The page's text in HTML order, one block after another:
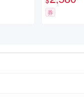
券